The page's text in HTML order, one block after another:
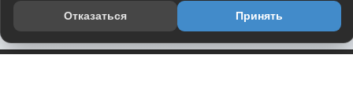
Отказаться
Принять